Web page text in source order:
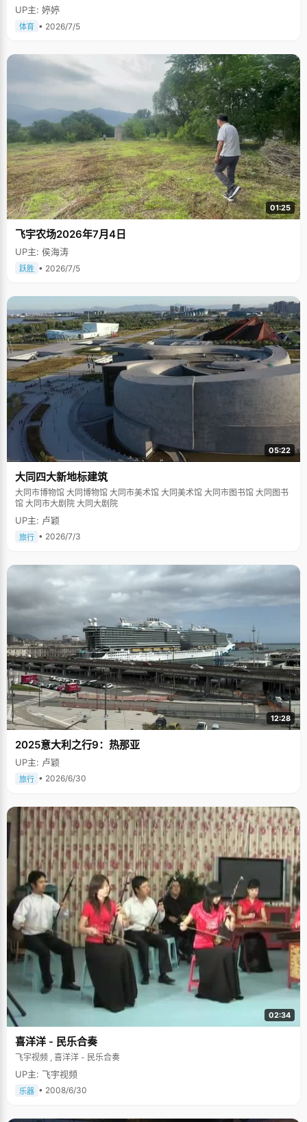
UP主: 婷婷
体育 • 2026/7/5
01:25
飞宇农场2026年7月4日
UP主: 侯海涛
跃胜 • 2026/7/5
05:22
大同四大新地标建筑
大同市博物馆 大同博物馆 大同市美术馆 大同美术馆 大同市图书馆 大同图书
馆 大同市大剧院 大同大剧院
UP主: 卢颖
旅行 • 2026/7/3
12:28
2025意大利之行9：热那亚
UP主: 卢颖
旅行 • 2026/6/30
02:34
喜洋洋 - 民乐合奏
飞宇视频 , 喜洋洋 - 民乐合奏
UP主: 飞宇视频
乐器 • 2008/6/30